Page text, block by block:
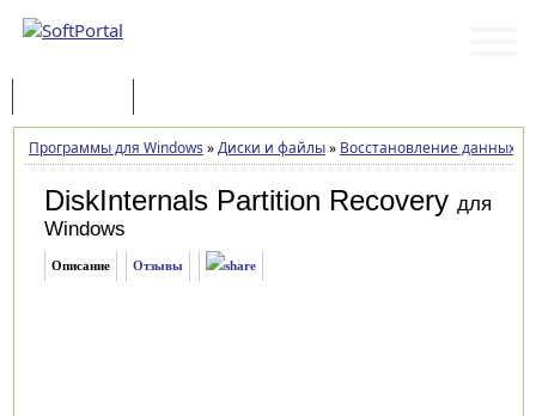
Программы для Windows »Диски и файлы» Восстановление данных
DiskInternals Partition Recovery для
Windows
Описание Отзывы